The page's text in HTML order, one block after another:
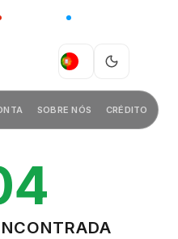
CHINA
PT
SOBRE NÓS CRÉDITO